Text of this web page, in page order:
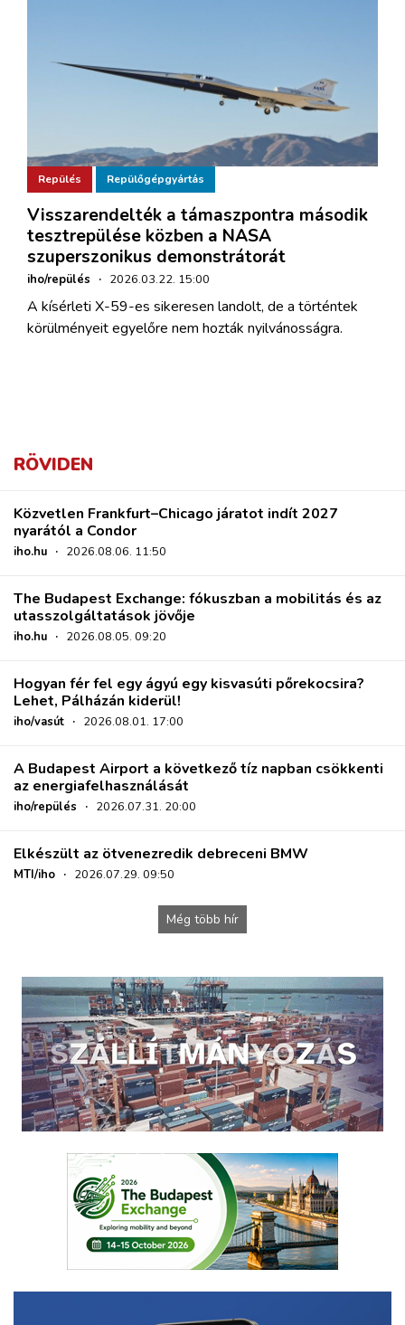
Repülés Repülőgépgyártás
Visszarendelték a támaszpontra második
tesztrepülése közben a NASA
szuperszonikus demonstrátorát
iho/repülés · 2026.03.22. 15:00
A kísérleti X-59-es sikeresen landolt, de a történtek
körülményeit egyelőre nem hozták nyilvánosságra.
RÖVIDEN
Közvetlen Frankfurt–Chicago járatot indít 2027
nyarától a Condor
iho.hu · 2026.08.06. 11:50
The Budapest Exchange: fókuszban a mobilitás és az
utasszolgáltatások jövője
iho.hu · 2026.08.05. 09:20
Hogyan fér fel egy ágyú egy kisvasúti pőrekocsira?
Lehet, Pálházán kiderül!
iho/vasút · 2026.08.01. 17:00
A Budapest Airport a következő tíz napban csökkenti
az energiafelhasználását
iho/repülés · 2026.07.31. 20:00
Elkészült az ötvenezredik debreceni BMW
MTI/iho · 2026.07.29. 09:50
Még több hír